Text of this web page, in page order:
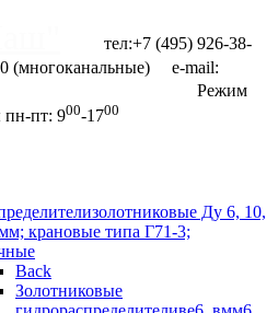
тел:+7 (495) 926-38-
(многоканальные) e-mail:
Режим
пн-пт: 900-1700
золотниковые Ду 6, 10,
крановые типа Г71-3;
Back
Золотниковые